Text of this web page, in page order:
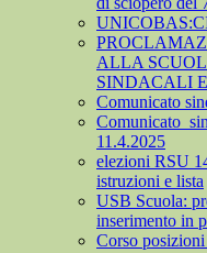
ALLA
SINDACALI
Comunicato
11.4.2025
elezioni RSU
istruzioni e lista
USB Scuola:
inserimento in
Corso